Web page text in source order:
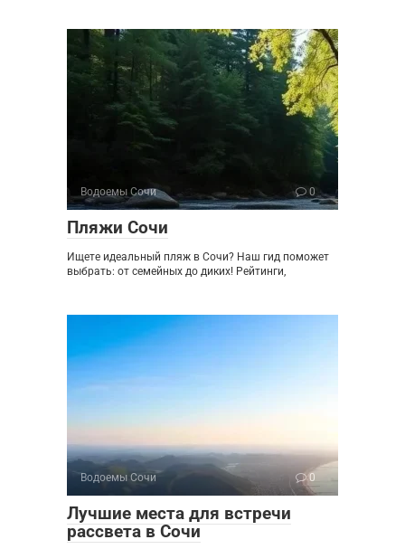
Водоемы Сочи 0
Пляжи Сочи
Ищете идеальный пляж в Сочи? Наш гид поможет
выбрать: от семейных до диких! Рейтинги,
Водоемы Сочи 0
Лучшие места для встречи
рассвета в Сочи